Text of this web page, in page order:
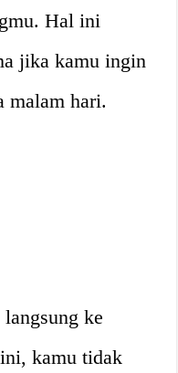
Hal ini
jika kamu ingin
malam hari.
ke
kamu tidak